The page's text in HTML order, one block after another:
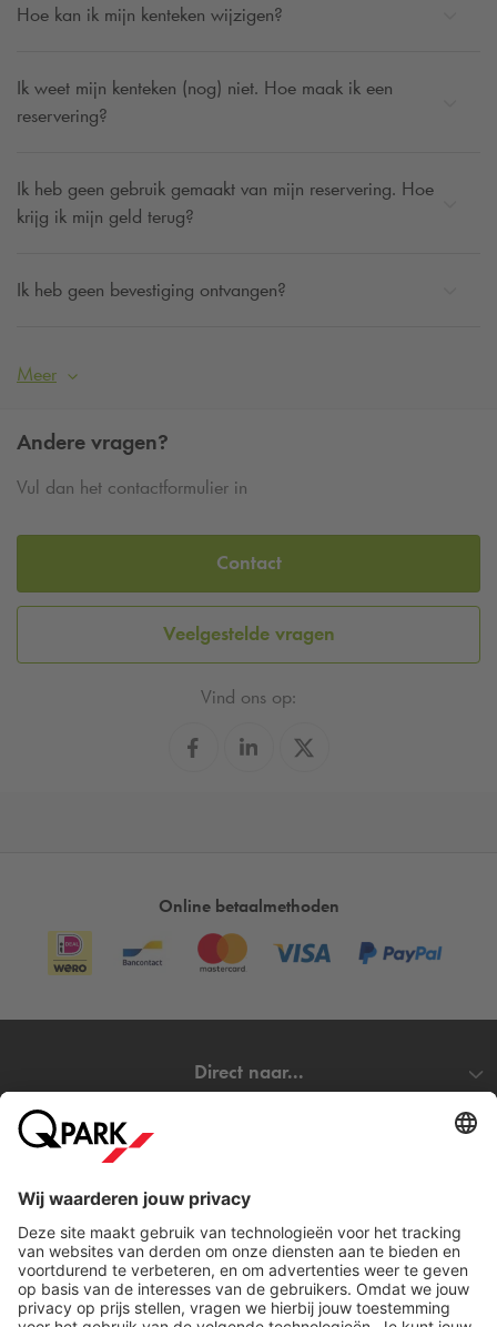
Hoe kan ik mijn kenteken wijzigen?
Ik weet mijn kenteken (nog) niet. Hoe maak ik een
reservering?
Ik heb geen gebruik gemaakt van mijn reservering. Hoe
krijg ik mijn geld terug?
Ik heb geen bevestiging ontvangen?
Meer
Andere vragen?
Vul dan het contactformulier in
Contact
Veelgestelde vragen
Vind ons op:
Online betaalmethoden
Direct naar...